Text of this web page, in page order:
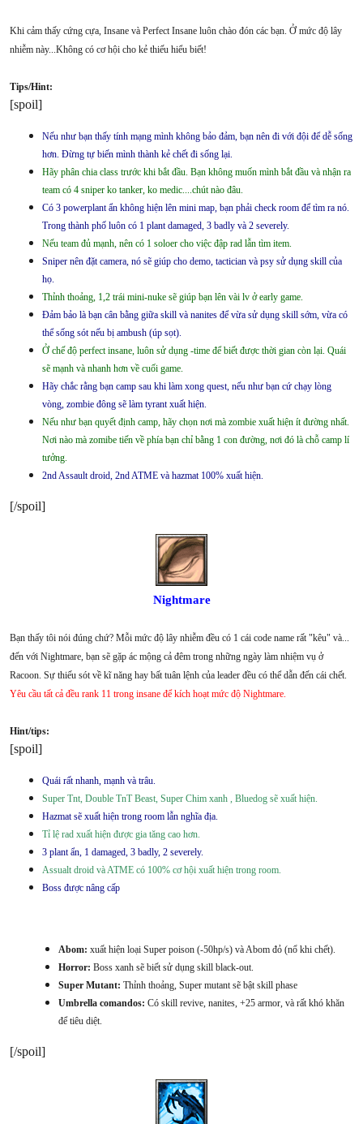
Khi cảm thấy cứng cựa, Insane và Perfect Insane luôn chào đón các bạn. Ở mức độ lây
nhiễm này...Không có cơ hội cho kẻ thiếu hiểu biết!
Tips/Hint:
[spoil]
Nếu như bạn thấy tính mạng mình không bảo đảm, bạn nên đi với đội để dễ sống
hơn. Đừng tự biến mình thành kẻ chết đi sống lại.
Hãy phân chia class trước khi bắt đầu. Bạn không muốn mình bắt đầu và nhận ra
team có 4 sniper ko tanker, ko medic....chút nào đâu.
Có 3 powerplant ẩn không hiện lên mini map, bạn phải check room để tìm ra nó.
Trong thành phố luôn có 1 plant damaged, 3 badly và 2 severely.
Nếu team đủ mạnh, nên có 1 soloer cho việc đập rad lẫn tìm item.
Sniper nên đặt camera, nó sẽ giúp cho demo, tactician và psy sử dụng skill của
họ.
Thỉnh thoảng, 1,2 trái mini-nuke sẽ giúp bạn lên vài lv ở early game.
Đảm bảo là bạn cân bằng giữa skill và nanites để vừa sử dụng skill sớm, vừa có
thể sống sót nếu bị ambush (úp sọt).
Ở chế độ perfect insane, luôn sử dụng -time để biết được thời gian còn lại. Quái
sẽ mạnh và nhanh hơn về cuối game.
Hãy chắc rằng bạn camp sau khi làm xong quest, nếu như bạn cứ chạy lòng
vòng, zombie đông sẽ làm tyrant xuất hiện.
Nếu như bạn quyết định camp, hãy chọn nơi mà zombie xuất hiện ít đường nhất.
Nơi nào mà zomibe tiến về phía bạn chỉ bằng 1 con đường, nơi đó là chỗ camp lí
tưởng.
2nd Assault droid, 2nd ATME và hazmat 100% xuất hiện.
[/spoil]
Nightmare
Bạn thấy tôi nói đúng chứ? Mỗi mức độ lây nhiễm đều có 1 cái code name rất "kêu" và...
đến với Nightmare, bạn sẽ gặp ác mộng cả đêm trong những ngày làm nhiệm vụ ở
Racoon. Sự thiếu sót về kĩ năng hay bất tuân lệnh của leader đều có thể dẫn đến cái chết.
Yêu cầu tất cả đều rank 11 trong insane để kích hoạt mức độ Nightmare.
Hint/tips:
[spoil]
Quái rất nhanh, mạnh và trâu.
Super Tnt, Double TnT Beast, Super Chim xanh , Bluedog sẽ xuất hiện.
Hazmat sẽ xuất hiện trong room lẫn nghĩa địa.
Tỉ lệ rad xuất hiện được gia tăng cao hơn.
3 plant ẩn, 1 damaged, 3 badly, 2 severely.
Assualt droid và ATME có 100% cơ hội xuất hiện trong room.
Boss được nâng cấp
Abom: xuất hiện loại Super poison (-50hp/s) và Abom đỏ (nổ khi chết).
Horror: Boss xanh sẽ biết sử dụng skill black-out.
Super Mutant: Thỉnh thoảng, Super mutant sẽ bật skill phase
Umbrella comandos: Có skill revive, nanites, +25 armor, và rất khó khăn
để tiêu diệt.
[/spoil]